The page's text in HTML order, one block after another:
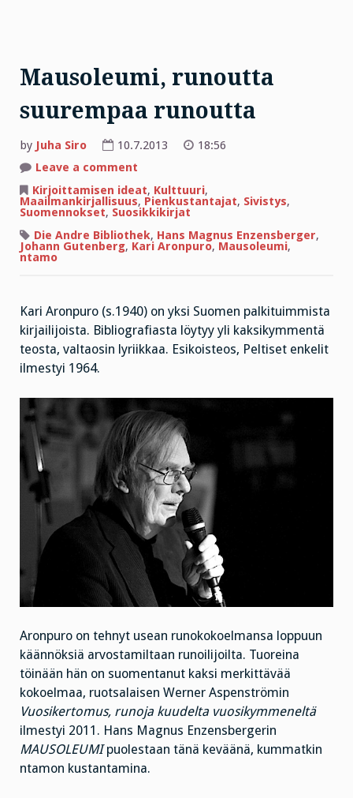
Mausoleumi, runoutta
suurempaa runoutta
by Juha Siro 10.7.2013
18:56
Leave a comment
runoutta
suurempaa
runoutta
Kirjoittamisen ideat, Kulttuuri,
Maailmankirjallisuus, Pienkustantajat, Sivistys,
Suomennokset, Suosikkikirjat
Die Andre Bibliothek, Hans Magnus Enzensberger,
Johann Gutenberg, Kari Aronpuro, Mausoleumi,
ntamo
Kari Aronpuro (s.1940) on yksi Suomen palkituimmista
kirjailijoista. Bibliografiasta löytyy yli kaksikymmentä
teosta, valtaosin lyriikkaa. Esikoisteos, Peltiset enkelit
ilmestyi 1964.
Aronpuro on tehnyt usean runokokoelmansa loppuun
käännöksiä arvostamiltaan runoilijoilta. Tuoreina
töinään hän on suomentanut kaksi merkittävää
kokoelmaa, ruotsalaisen Werner Aspenströmin
Vuosikertomus, runoja kuudelta vuosikymmeneltä
ilmestyi 2011. Hans Magnus Enzensbergerin
MAUSOLEUMIpuolestaan tänä keväänä, kummatkin
ntamon kustantamina.